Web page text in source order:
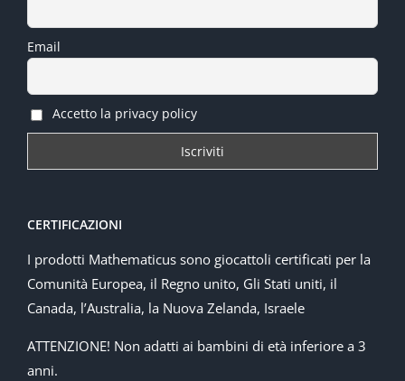
Email
Accetto la privacy policy
CERTIFICAZIONI
I prodotti Mathematicus sono giocattoli certificati per la
Comunità Europea, il Regno unito, Gli Stati uniti, il
Canada, l’Australia, la Nuova Zelanda, Israele
ATTENZIONE! Non adatti ai bambini di età inferiore a 3
anni.